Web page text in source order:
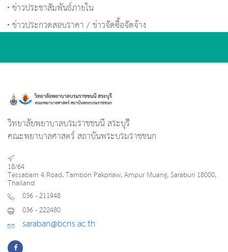
ข่าวประชาสัมพันธ์ภายใน
ข่าวประกวดสอบราคา / ข่าวจัดซื้อจัดจ้าง
วิทยาลัยพยาบาลบรมราชชนนี สระบุรี
คณะพยาบาลศาสตร์ สถาบันพระบรมราชชนก
18/64
Tessabarn 4 Road, Tambon Pakpriaw, Ampur Muang, Saraburi 18000,
Thailand
036 - 211948
036 - 222480
saraban@bcns.ac.th